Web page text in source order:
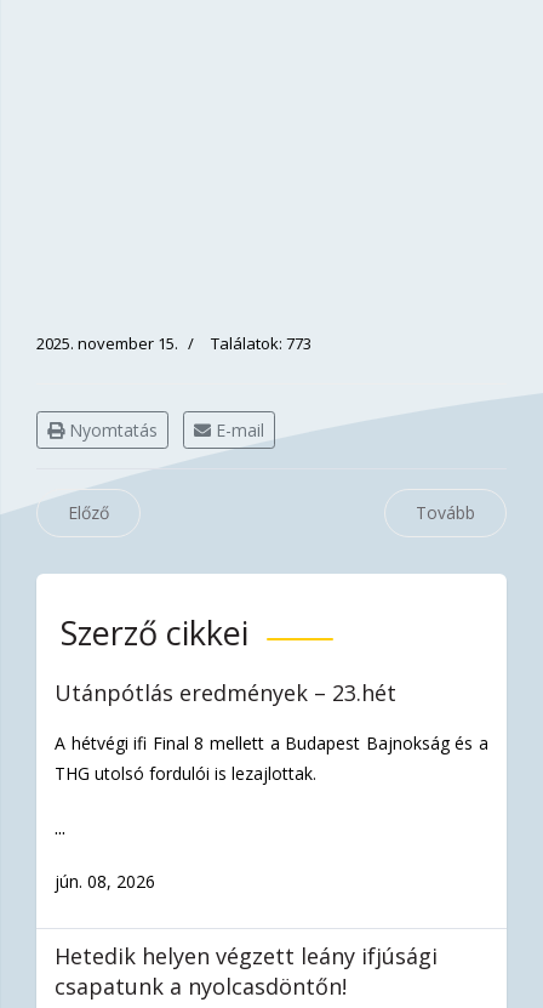
2025. november 15. Találatok: 773
Nyomtatás E-mail
Előző Tovább
Szerző cikkei
Utánpótlás eredmények – 23.hét
A hétvégi ifi Final 8 mellett a Budapest Bajnokság és a
THG utolsó fordulói is lezajlottak.
...
jún. 08, 2026
Hetedik helyen végzett leány ifjúsági
csapatunk a nyolcasdöntőn!